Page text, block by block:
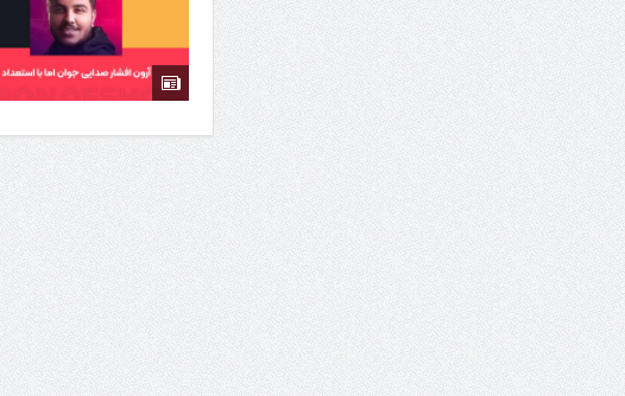
7 سوئیت محبوب مشهد نزدیک حرم با غذا و نظر مسافران
درمان ترک های پوستی با لیزر در مشهد | لیزر فوتونا برای بهبود قطعی
طراحی در خدمت نظم؛ از قفسه ‌های یک‌ طرفه تا دو طرفه، روایت